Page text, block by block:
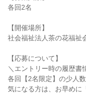
各回2名
【開催場所】
社会福祉法人茶の花福祉
【応募について】
＼エントリー時の履歴書
各回【2名限定】の少人数
気になる方は、お早めに